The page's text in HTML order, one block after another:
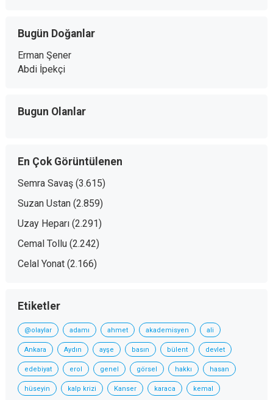
Bugün Doğanlar
Erman Şener
Abdi İpekçi
Bugun Olanlar
En Çok Görüntülenen
Semra Savaş (3.615)
Suzan Ustan (2.859)
Uzay Heparı (2.291)
Cemal Tollu (2.242)
Celal Yonat (2.166)
Etiketler
@olaylar adamı ahmet akademisyen ali
Ankara Aydın ayşe basın bülent devlet
edebiyat erol genel görsel hakkı hasan
hüseyin kalp krizi Kanser karaca kemal